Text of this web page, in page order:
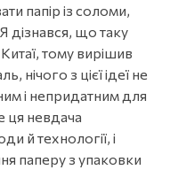
папір із соломи,
дізнався, що таку
тому вирішив
нічого з цієї ідеї не
і непридатним для
ця невдача
й технології, і
паперу з упаковки